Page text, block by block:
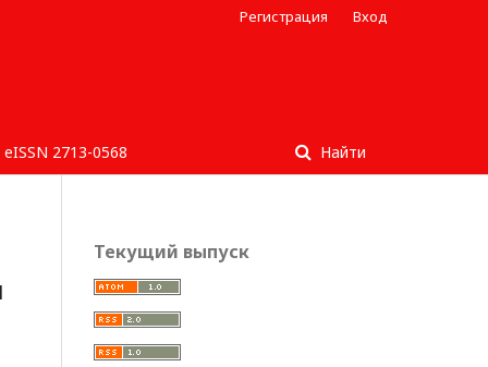
eISSN 2713-0568 Найти
Регистрация Вход
Текущий выпуск